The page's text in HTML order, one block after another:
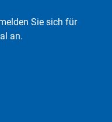
Sie sich für
an.